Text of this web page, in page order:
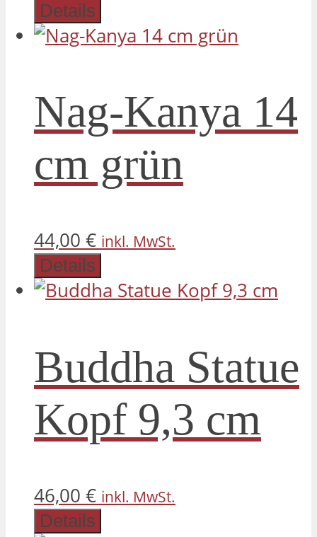
Details
Nag-Kanya 14
cm grün
44,00 € inkl. MwSt.
Details
Buddha Statue
Kopf 9,3 cm
46,00 € inkl. MwSt.
Details